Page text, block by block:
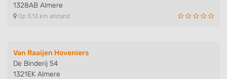
1328AB Almere
Op 3,13 km afstand
Van Raaijen Hoveniers
De Binderij 54
1321EK Almere